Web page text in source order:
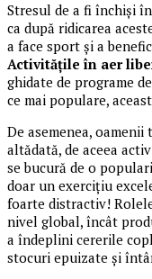
Stresul de a fi închiși
ca după ridicarea
a face sport și a
Activitățile în aer
ghidate de programe
ce mai populare,
De asemenea,
altădată, de aceea
se bucură de o
doar un exercițiu
foarte distractiv!
nivel global, încât
a îndeplini cererile
stocuri epuizate și